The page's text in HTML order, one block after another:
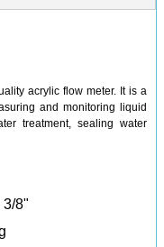
acrylic flow meter. It is a
and monitoring liquid
treatment, sealing water
3/8"